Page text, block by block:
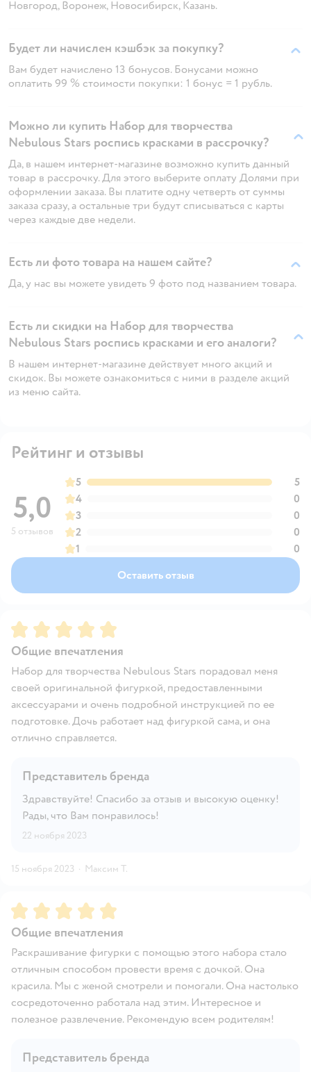
Новгород, Воронеж, Новосибирск, Казань.
Будет ли начислен кэшбэк за покупку?
Вам будет начислено 13 бонусов. Бонусами можно
оплатить 99 % стоимости покупки: 1 бонус = 1 рубль.
Можно ли купить Набор для творчества
Nebulous Stars роспись красками в рассрочку?
Да, в нашем интернет-магазине возможно купить данный
товар в рассрочку. Для этого выберите оплату Долями при
оформлении заказа. Вы платите одну четверть от суммы
заказа сразу, а остальные три будут списываться с карты
через каждые две недели.
Есть ли фото товара на нашем сайте?
Да, у нас вы можете увидеть 9 фото под названием товара.
Есть ли скидки на Набор для творчества
Nebulous Stars роспись красками и его аналоги?
В нашем интернет-магазине действует много акций и
скидок. Вы можете ознакомиться с ними в разделе акций
из меню сайта.
Рейтинг и отзывы
5,0
5 отзывов
5
5
4
0
3
0
2
0
1
0
Оставить отзыв
Рейтинг:5
Общие впечатления
Набор для творчества Nebulous Stars порадовал меня
своей оригинальной фигуркой, предоставленными
аксессуарами и очень подробной инструкцией по ее
подготовке. Дочь работает над фигуркой сама, и она
отлично справляется.
Представитель бренда
Здравствуйте! Спасибо за отзыв и высокую оценку!
Рады, что Вам понравилось!
22 ноября 2023
15 ноября 2023 · Максим Т.
Рейтинг:5
Общие впечатления
Раскрашивание фигурки с помощью этого набора стало
отличным способом провести время с дочкой. Она
красила. Мы с женой смотрели и помогали. Она настолько
сосредоточенно работала над этим. Интересное и
полезное развлечение. Рекомендую всем родителям!
Представитель бренда